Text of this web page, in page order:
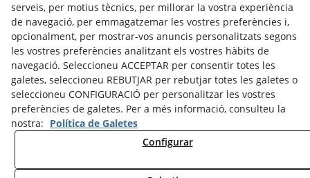
serveis, per motius tècnics, per millorar la vostra experiència
de navegació, per emmagatzemar les vostres preferències i,
opcionalment, per mostrar-vos anuncis personalitzats segons
les vostres preferències analitzant els vostres hàbits de
navegació. Seleccioneu ACCEPTAR per consentir totes les
galetes, seleccioneu REBUTJAR per rebutjar totes les galetes o
seleccioneu CONFIGURACIÓ per personalitzar les vostres
preferències de galetes. Per a més informació, consulteu la
nostra: Política de Galetes
Configurar